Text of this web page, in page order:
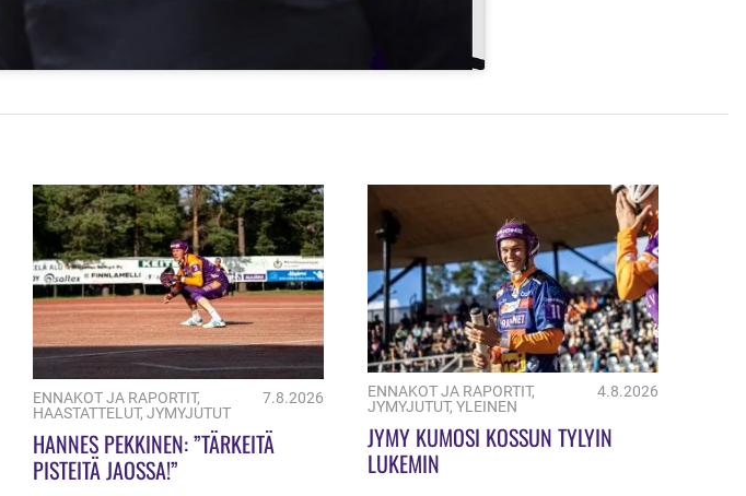
ENNAKOT JA RAPORTIT,
HAASTATTELUT, JYMYJUTUT
7.8.2026
HANNES PEKKINEN: ”TÄRKEITÄ
PISTEITÄ JAOSSA!”
ENNAKOT JA RAPORTIT,
JYMYJUTUT, YLEINEN
4.8.2026
JYMY KUMOSI KOSSUN TYLYIN
LUKEMIN